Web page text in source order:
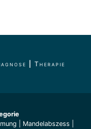
|Therapie
Mandelabszess